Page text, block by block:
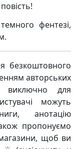
фентезі,
безкоштовного
авторських
для
можуть
анотацію
пропонуємо
щоб ви